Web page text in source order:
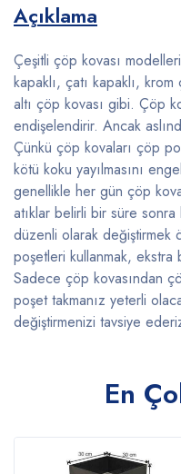
Açıklama
Çeşitli çöp kovası
kapaklı, çatı kapaklı,
altı çöp kovası gibi. Çöp
endişelendirir. Ancak
Çünkü çöp kovaları çöp
kötü koku yayılmasını
genellikle her gün çöp
atıklar belirli bir süre
düzenli olarak değiştirmek
poşetleri kullanmak, ekstra
Sadece çöp kovasından
poşet takmanız yeterli
değiştirmenizi tavsiye
En